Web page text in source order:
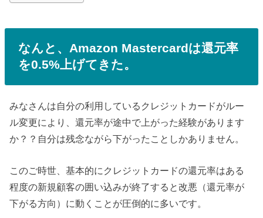
なんと、Amazon Mastercardは還元率
を0.5%上げてきた。
みなさんは自分の利用しているクレジットカードがルー
ル変更により、還元率が途中で上がった経験があります
か？？自分は残念ながら下がったことしかありません。
このご時世、基本的にクレジットカードの還元率はある
程度の新規顧客の囲い込みが終了すると改悪（還元率が
下がる方向）に動くことが圧倒的に多いです。